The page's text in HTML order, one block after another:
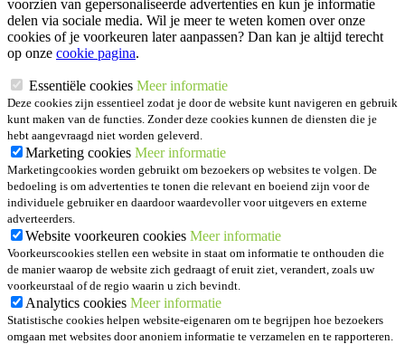
voorzien van gepersonaliseerde advertenties en kun je informatie
delen via sociale media. Wil je meer te weten komen over onze
cookies of je voorkeuren later aanpassen? Dan kan je altijd terecht
op onze cookie pagina.
Essentiële cookies Meer informatie
Deze cookies zijn essentieel zodat je door de website kunt navigeren en gebruik
kunt maken van de functies. Zonder deze cookies kunnen de diensten die je
hebt aangevraagd niet worden geleverd.
Marketing cookies Meer informatie
Marketingcookies worden gebruikt om bezoekers op websites te volgen. De
bedoeling is om advertenties te tonen die relevant en boeiend zijn voor de
individuele gebruiker en daardoor waardevoller voor uitgevers en externe
adverteerders.
Website voorkeuren cookies Meer informatie
Voorkeurscookies stellen een website in staat om informatie te onthouden die
de manier waarop de website zich gedraagt of eruit ziet, verandert, zoals uw
voorkeurstaal of de regio waarin u zich bevindt.
Analytics cookies Meer informatie
Statistische cookies helpen website-eigenaren om te begrijpen hoe bezoekers
omgaan met websites door anoniem informatie te verzamelen en te rapporteren.